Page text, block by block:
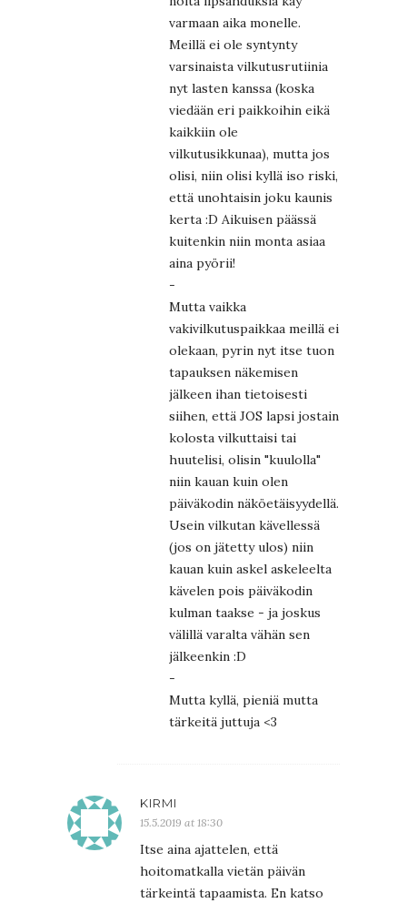
varmaan aika monelle.
Meillä ei ole syntynty
varsinaista vilkutusrutiinia
nyt lasten kanssa (koska
viedään eri paikkoihin eikä
kaikkiin ole
vilkutusikkunaa), mutta jos
olisi, niin olisi kyllä iso riski,
että unohtaisin joku kaunis
kerta :D Aikuisen päässä
kuitenkin niin monta asiaa
aina pyörii!
-
Mutta vaikka
vakivilkutuspaikkaa meillä ei
olekaan, pyrin nyt itse tuon
tapauksen näkemisen
jälkeen ihan tietoisesti
siihen, että JOS lapsi jostain
kolosta vilkuttaisi tai
huutelisi, olisin "kuulolla"
niin kauan kuin olen
päiväkodin näköetäisyydellä.
Usein vilkutan kävellessä
(jos on jätetty ulos) niin
kauan kuin askel askeleelta
kävelen pois päiväkodin
kulman taakse - ja joskus
välillä varalta vähän sen
jälkeenkin :D
-
Mutta kyllä, pieniä mutta
tärkeitä juttuja <3
KIRMI
15.5.2019 at 18:30
Itse aina ajattelen, että
hoitomatkalla vietän päivän
tärkeintä tapaamista. En katso